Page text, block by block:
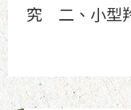
究 二、小型